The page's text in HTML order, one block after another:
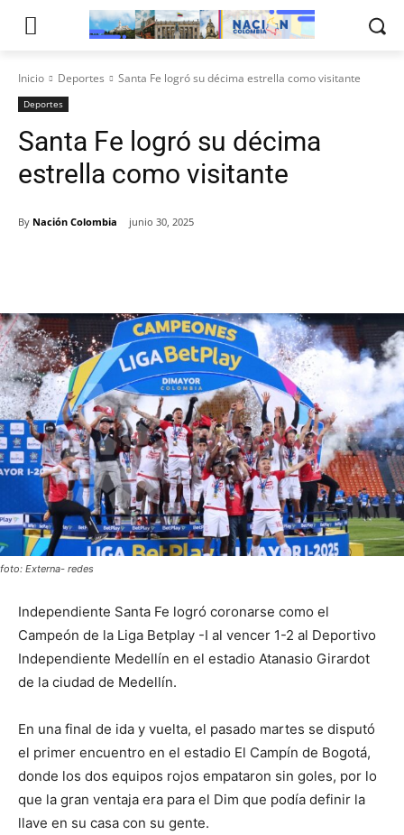
Inicio Deportes Santa Fe logró su décima estrella como visitante
Deportes
Santa Fe logró su décima
estrella como visitante
By Nación Colombia junio 30, 2025
foto: Externa- redes
Independiente Santa Fe logró coronarse como el
Campeón de la Liga Betplay -I al vencer 1-2 al Deportivo
Independiente Medellín en el estadio Atanasio Girardot
de la ciudad de Medellín.
En una final de ida y vuelta, el pasado martes se disputó
el primer encuentro en el estadio El Campín de Bogotá,
donde los dos equipos rojos empataron sin goles, por lo
que la gran ventaja era para el Dim que podía definir la
llave en su casa con su gente.